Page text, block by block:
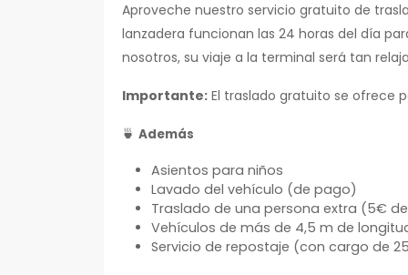
Aproveche nuestro servicio gratuito de
lanzadera funcionan las 24 horas del día
nosotros, su viaje a la terminal será tan
Importante: El traslado gratuito se ofrece
🍵 Además
Asientos para niños
Lavado del vehículo (de pago)
Traslado de una persona extra (5€
Vehículos de más de 4,5 m de
Servicio de repostaje (con cargo de